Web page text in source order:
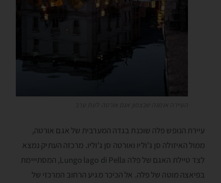
עיירת הנופש פלה שוכנת בגדה המערבית של אגם אורטה,
ממול האיזולה סן ג'וליו ואורטה סן ג'וליו. מרכזה העתיק נמצא
לצד טיילת האגם של פלה Lungo lago di Pella, המסתייימת
בפיאצה מוטה של פלה. אל הכיכר מגיע הרחוב המרכזי של